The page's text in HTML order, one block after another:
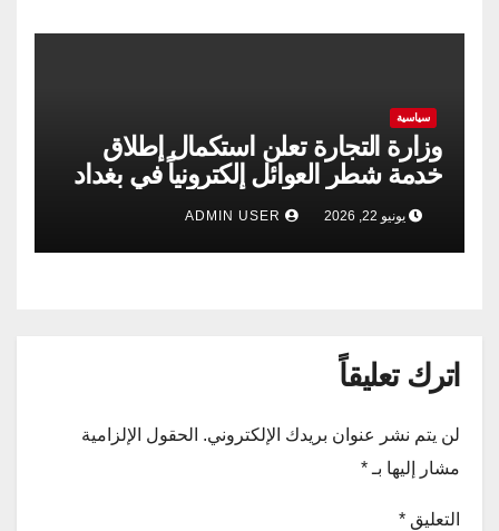
سياسية
وزارة التجارة تعلن استكمال إطلاق
خدمة شطر العوائل إلكترونياً في بغداد
وجميع المحافظات
يونيو 22, 2026
اترك تعليقاً
لن يتم نشر عنوان بريدك الإلكتروني. الحقول الإلزامية
مشار إليها بـ *
التعليق *